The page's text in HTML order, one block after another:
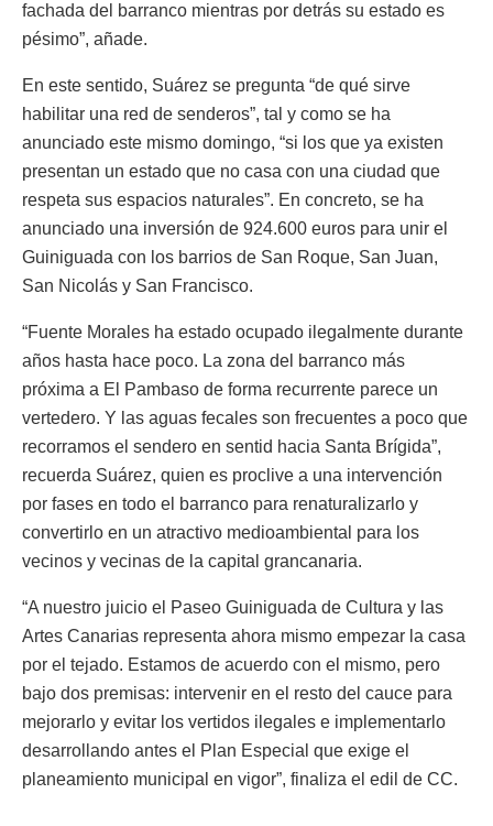
fachada del barranco mientras por detrás su estado es
pésimo”, añade.
En este sentido, Suárez se pregunta “de qué sirve
habilitar una red de senderos”, tal y como se ha
anunciado este mismo domingo, “si los que ya existen
presentan un estado que no casa con una ciudad que
respeta sus espacios naturales”. En concreto, se ha
anunciado una inversión de 924.600 euros para unir el
Guiniguada con los barrios de San Roque, San Juan,
San Nicolás y San Francisco.
“Fuente Morales ha estado ocupado ilegalmente durante
años hasta hace poco. La zona del barranco más
próxima a El Pambaso de forma recurrente parece un
vertedero. Y las aguas fecales son frecuentes a poco que
recorramos el sendero en sentid hacia Santa Brígida”,
recuerda Suárez, quien es proclive a una intervención
por fases en todo el barranco para renaturalizarlo y
convertirlo en un atractivo medioambiental para los
vecinos y vecinas de la capital grancanaria.
“A nuestro juicio el Paseo Guiniguada de Cultura y las
Artes Canarias representa ahora mismo empezar la casa
por el tejado. Estamos de acuerdo con el mismo, pero
bajo dos premisas: intervenir en el resto del cauce para
mejorarlo y evitar los vertidos ilegales e implementarlo
desarrollando antes el Plan Especial que exige el
planeamiento municipal en vigor”, finaliza el edil de CC.